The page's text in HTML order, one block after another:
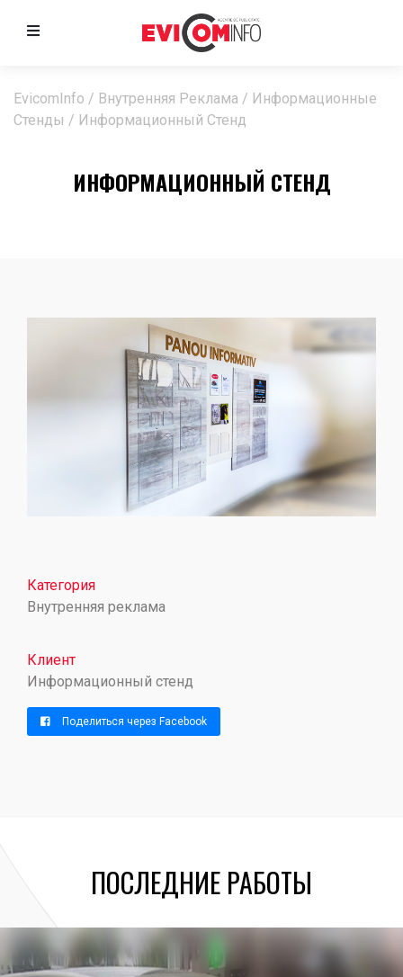
EvicomInfo / Внутренняя Реклама / Информационные
Стенды / Информационный Стенд
ИНФОРМАЦИОННЫЙ СТЕНД
Категория
Внутренняя реклама
Клиент
Информационный стенд
Поделиться через Facebook
ПОСЛЕДНИЕ РАБОТЫ